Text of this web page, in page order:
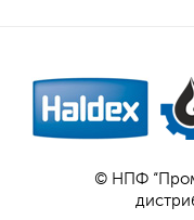
© НПФ